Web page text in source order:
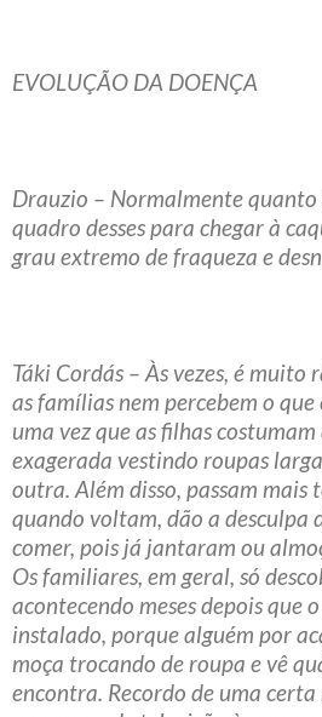
EVOLUÇÃO DA DOENÇA
Drauzio – Normalmente
quadro desses para chegar à
grau extremo de fraqueza e
Táki Cordás – Às vezes, é
as famílias nem percebem o
uma vez que as filhas
exagerada vestindo roupas
outra. Além disso, passam mais
quando voltam, dão a desculpa
comer, pois já jantaram ou
Os familiares, em geral, só
acontecendo meses depois que
instalado, porque alguém por
moça trocando de roupa e vê
encontra. Recordo de uma